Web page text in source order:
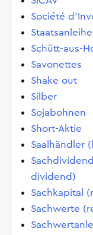
Société
Schütt-aus-
Savonettes
Shake out
Silber
Sojabohnen
Short-Aktie
Saalhändler
dividend)
Sachkapital
Sachwerte